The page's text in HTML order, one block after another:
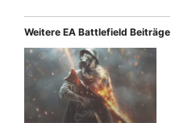
Weitere EA Battlefield Beiträge